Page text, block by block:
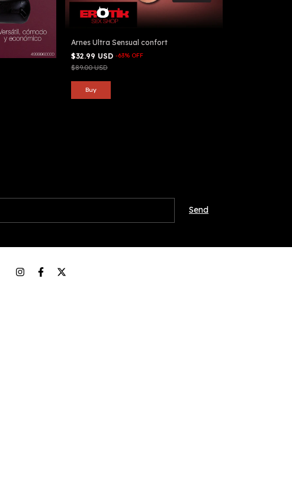
Arnes Ultra Sensual confort
$32.99 USD -63% OFF
$89.00 USD